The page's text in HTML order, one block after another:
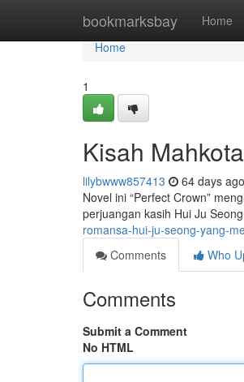
bookmarksbay Home
Home
Home
1
Kisah
lilybwww857413 64 days ago
Novel ini “Perfect Crown”
perjuangan kasih Hui Ju
romansa-hui-ju-seong-yang-
Comments
Who
Comments
Submit a Comment
No HTML